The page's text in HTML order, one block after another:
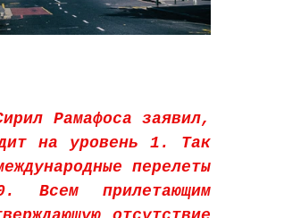
Рамафоса заявил,
на уровень 1. Так
перелеты
Всем прилетающим